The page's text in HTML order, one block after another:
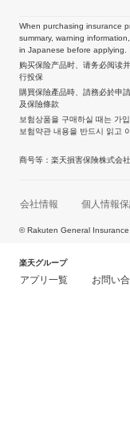
When purchasing insurance
summary, warning
in Japanese before applying.
购买保险产品时、请务必阅读
行投保
購買保險產品時、請務必於申
及保險條款
보험상품을 구매하실 때는 가
보험약관 내용을 반드시 읽고
商号等：楽天損害保険株式会社
会社情報 個人情報
© Rakuten General
楽天グループ
アプリ一覧 お問い